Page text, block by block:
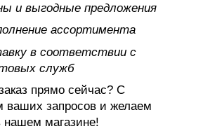
и выгодные предложения
ассортимента
в соответствии с
служб
прямо сейчас? С
ваших запросов и желаем
нашем магазине!